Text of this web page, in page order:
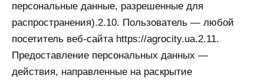
персональные данные, разрешенные для
распространения).2.10. Пользователь — любой
посетитель веб-сайта https://agrocity.ua.2.11.
Предоставление персональных данных —
действия, направленные на раскрытие